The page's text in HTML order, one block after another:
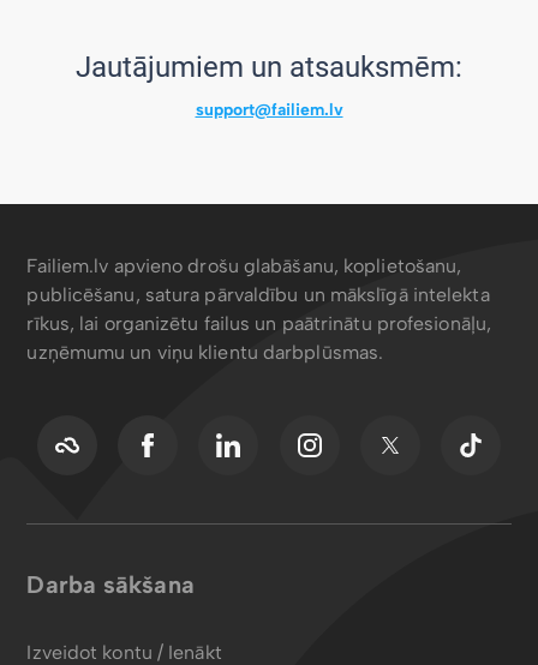
Jautājumiem un atsauksmēm:
support@failiem.lv
Failiem.lv apvieno drošu glabāšanu, koplietošanu,
publicēšanu, satura pārvaldību un mākslīgā intelekta
rīkus, lai organizētu failus un paātrinātu profesionāļu,
uzņēmumu un viņu klientu darbplūsmas.
Darba sākšana
Izveidot kontu / Ienākt